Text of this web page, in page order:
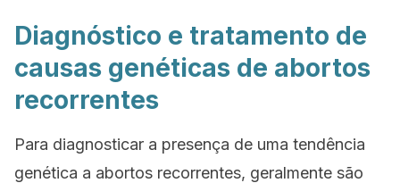
Diagnóstico e tratamento de
causas genéticas de abortos
recorrentes
Para diagnosticar a presença de uma tendência
genética a abortos recorrentes, geralmente são